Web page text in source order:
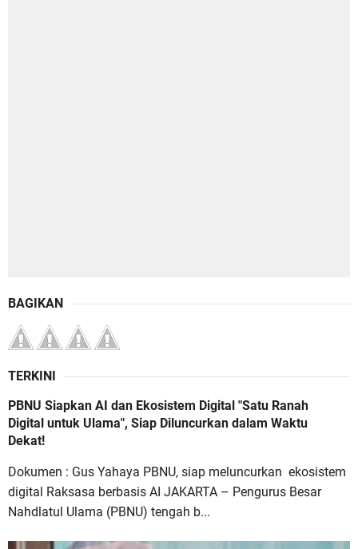
BAGIKAN
TERKINI
PBNU Siapkan AI dan Ekosistem Digital "Satu Ranah
Digital untuk Ulama", Siap Diluncurkan dalam Waktu
Dekat!
Dokumen : Gus Yahaya PBNU, siap meluncurkan ekosistem
digital Raksasa berbasis AI JAKARTA – Pengurus Besar
Nahdlatul Ulama (PBNU) tengah b...